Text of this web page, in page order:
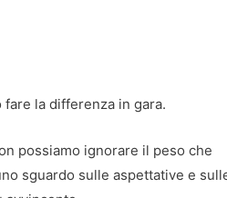
la differenza in gara.
possiamo ignorare il peso che
sguardo sulle aspettative e